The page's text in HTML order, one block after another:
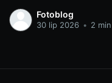
sprzęt fotograficzny
doskonałych zdjęć.
podróżnikaWybór
Fotoblog
30 lip 2026 • 2